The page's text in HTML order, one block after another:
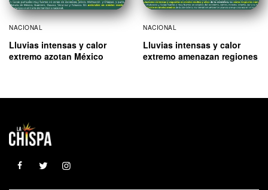
NACIONAL
Lluvias intensas y calor
extremo azotan México
NACIONAL
Lluvias intensas y calor
extremo amenazan regiones